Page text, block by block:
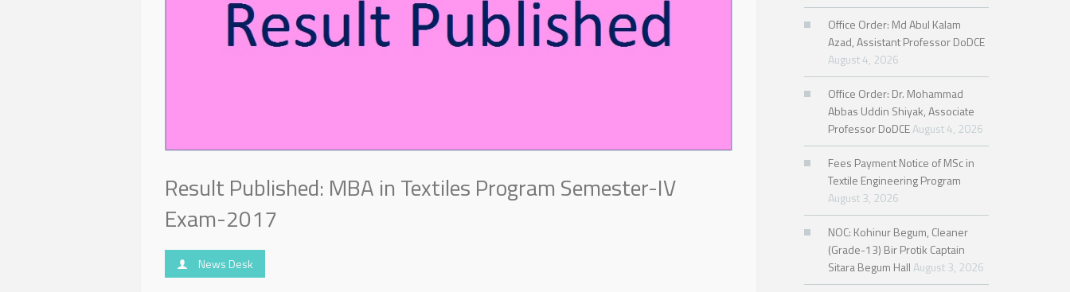
Result Published: MBA in Textiles Program Semester-IV
Exam-2017
News Desk
Office Order: Md Abul Kalam
Azad, Assistant Professor DoDCE
August 4, 2026
Office Order: Dr. Mohammad
Abbas Uddin Shiyak, Associate
Professor DoDCEAugust 4, 2026
Fees Payment Notice of MSc in
Textile Engineering Program
August 3, 2026
NOC: Kohinur Begum, Cleaner
(Grade-13) Bir Protik Captain
Sitara Begum HallAugust 3, 2026